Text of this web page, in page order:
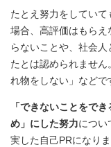
たとえ努力をしてい
場合、高評価はもら
らないことや、社会
たとは認められませ
れ物をしない」などで
「できないことをで
め」にした努力につい
実した自己PRになり